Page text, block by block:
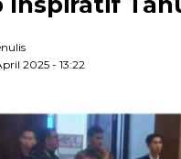
2025 - 13:22